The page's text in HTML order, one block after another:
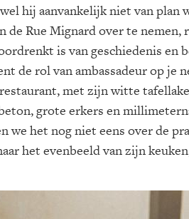
hij aanvankelijk niet van plan
de Rue Mignard over te
is van geschiedenis en
de rol van ambassadeur op je
met zijn witte
grote erkers en
we het nog niet eens over de
het evenbeeld van zijn